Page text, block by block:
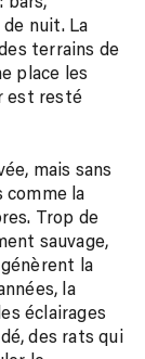
nuit. La
terrains de
place les
est resté
mais sans
comme la
Trop de
sauvage,
la
la
éclairages
des rats qui